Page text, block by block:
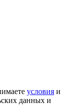
условия и
данных и